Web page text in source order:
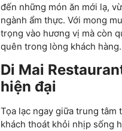
đến những món ăn mới lạ,
ngành ẩm thực. Với mong
trọng vào hương vị mà còn
quên trong lòng khách hàng.
Di Mai
hiện đại
Tọa lạc ngay giữa trung
khách thoát khỏi nhịp sống